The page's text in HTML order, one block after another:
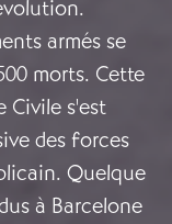
armés se
morts. Cette
Civile s'est
des forces
Quelque
à Barcelone